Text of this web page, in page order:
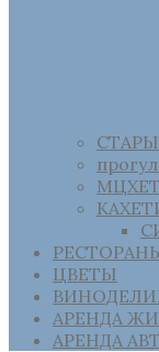
ЦВЕТЫ
АРЕНДА
АРЕНДА